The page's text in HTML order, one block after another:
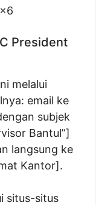
President
melalui
email ke
subjek
Bantul”]
langsung ke
Kantor].
situs-situs